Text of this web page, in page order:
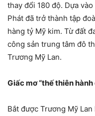
thay đổi 180 độ. Dựa
Phát đã trở thành tập
hàng tỷ Mỹ kim. Từ đất
công sản trung tâm đô
Trương Mỹ Lan.
Giấc mơ “thế thiên hành
Bắt được Trương Mỹ